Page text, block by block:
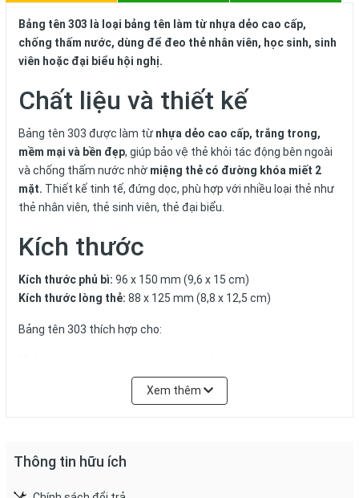
Bảng tên 303 là loại bảng tên làm từ nhựa dẻo cao cấp,
chống thấm nước, dùng để đeo thẻ nhân viên, học sinh, sinh
viên hoặc đại biểu hội nghị.
Chất liệu và thiết kế
Bảng tên 303 được làm từ nhựa dẻo cao cấp, trắng trong,
mềm mại và bền đẹp, giúp bảo vệ thẻ khỏi tác động bên ngoài
và chống thấm nước nhờ miệng thẻ có đường khóa miết 2
mặt. Thiết kế tinh tế, đứng dọc, phù hợp với nhiều loại thẻ như
thẻ nhân viên, thẻ sinh viên, thẻ đại biểu.
Kích thước
Kích thước phủ bì: 96 x 150 mm (9,6 x 15 cm)
Kích thước lòng thẻ: 88 x 125 mm (8,8 x 12,5 cm)
Bảng tên 303 thích hợp cho:
Đại biểu tham dự hội nghị, hội thảo
Sử dụng trong các sự kiện, triển lãm hoặc quản lý nhân sự
Cách sử dụng
dùng dây đeo thẻ để đeo cổ
Xem thêm
Thông tin hữu ích